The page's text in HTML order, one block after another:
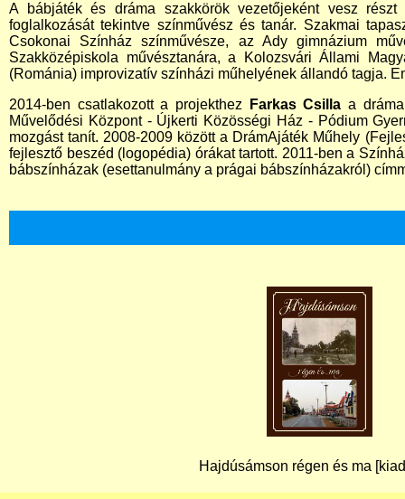
A bábjáték és dráma szakkörök vezetőjeként vesz
foglalkozását tekintve színművész és tanár. Szakmai
Csokonai Színház színművésze, az Ady gimnázium
Szakközépiskola művésztanára, a Kolozsvári Állami
(Románia) improvizatív színházi műhelyének állandó tagja.
2014-ben csatlakozott a projekthez
Farkas Csilla a
Művelődési Központ - Újkerti Közösségi Ház - Pódium
mozgást tanít. 2008-2009 között a DrámAjáték Műhely
fejlesztő beszéd (logopédia) órákat tartott. 2011-ben a
bábszínházak (esettanulmány a prágai bábszínházakról)
Hajdúsámson régen és ma